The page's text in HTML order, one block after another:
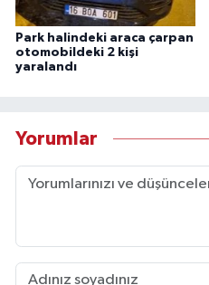
Park halindeki araca çarpan
otomobildeki 2 kişi
yaralandı
Yorumlar